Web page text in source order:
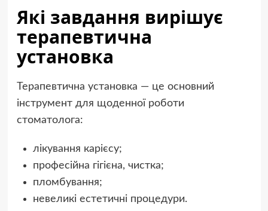
Які завдання вирішує
терапевтична
установка
Терапевтична установка — це основний
інструмент для щоденної роботи
стоматолога:
лікування карієсу;
професійна гігієна, чистка;
пломбування;
невеликі естетичні процедури.